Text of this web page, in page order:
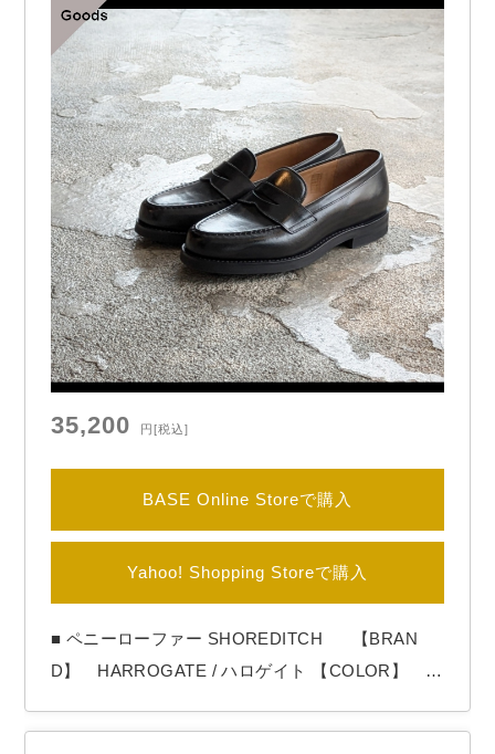
35,200 円[税込]
BASE Online Storeで購入
Yahoo! Shopping Storeで購入
■ ペニーローファー SHOREDITCH 【BRAN
D】 HARROGATE / ハロゲイト 【COLOR】 Bl
ーファー「SHOREDITCH」 サドル部分にダイヤモ